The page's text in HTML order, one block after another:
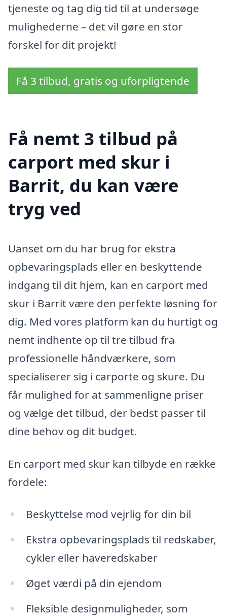
tjeneste og tag dig tid til at undersøge
mulighederne – det vil gøre en stor
forskel for dit projekt!
Få 3 tilbud, gratis og uforpligtende
Få nemt 3 tilbud på
carport med skur i
Barrit, du kan være
tryg ved
Uanset om du har brug for ekstra
opbevaringsplads eller en beskyttende
indgang til dit hjem, kan en carport med
skur i Barrit være den perfekte løsning for
dig. Med vores platform kan du hurtigt og
nemt indhente op til tre tilbud fra
professionelle håndværkere, som
specialiserer sig i carporte og skure. Du
får mulighed for at sammenligne priser
og vælge det tilbud, der bedst passer til
dine behov og dit budget.
En carport med skur kan tilbyde en række
fordele:
Beskyttelse mod vejrlig for din bil
Ekstra opbevaringsplads til redskaber,
cykler eller haveredskaber
Øget værdi på din ejendom
Fleksible designmuligheder, som